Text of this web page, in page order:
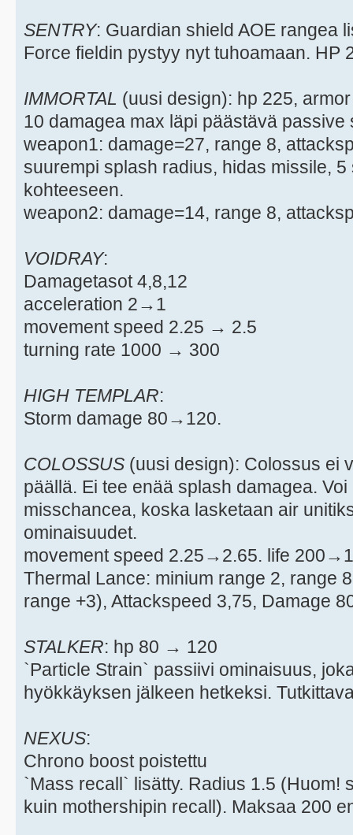
SENTRY: Guardian shield AOE rangea
Force fieldin pystyy nyt tuhoamaan. HP
IMMORTAL (uusi design): hp 225,
10 damagea max läpi päästävä passive
weapon1: damage=27, range 8,
suurempi splash radius, hidas missile,
kohteeseen.
weapon2: damage=14, range 8,
VOIDRAY:
Damagetasot 4,8,12
acceleration 2→1
movement speed 2.25 → 2.5
turning rate 1000 → 300
HIGH TEMPLAR:
Storm damage 80→120.
COLOSSUS (uusi design): Colossus ei
päällä. Ei tee enää splash damagea.
misschancea, koska lasketaan air
ominaisuudet.
movement speed 2.25→2.65. life
Thermal Lance: minium range 2, range
range +3), Attackspeed 3,75, Damage
STALKER: hp 80 → 120
`Particle Strain` passiivi ominaisuus,
hyökkäyksen jälkeen hetkeksi.
NEXUS:
Chrono boost poistettu
`Mass recall` lisätty. Radius 1.5 (Huom!
kuin mothershipin recall). Maksaa 200